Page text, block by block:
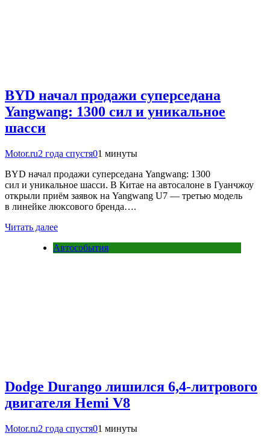
BYD начал продажи суперседана
Yangwang: 1300 сил и уникальное
шасси
Motor.ru2 года спустя01 минуты
BYD начал продажи суперседана Yangwang: 1300
сил и уникальное шасси. В Китае на автосалоне в Гуанчжоу
открыли приём заявок на Yangwang U7 — третью модель
в линейке люксового бренда….
Читать далее
Автособытия
Dodge Durango лишился 6,4-литрового
двигателя Hemi V8
Motor.ru2 года спустя01 минуты